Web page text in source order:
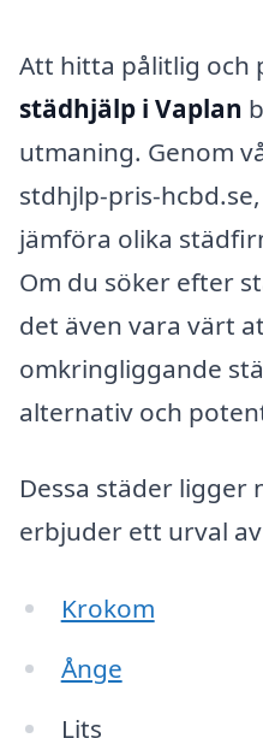
Att hitta pålitlig och
städhjälp i Vaplan
utmaning. Genom
stdhjlp-pris-
jämföra olika
Om du söker efter
det även vara värt
omkringliggande
alternativ och
Dessa städer ligger
erbjuder ett urval
Krokom
Ånge
Lits